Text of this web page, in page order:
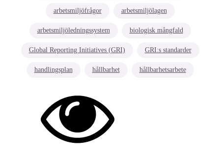
arbetsmiljöfrågor arbetsmiljölagen
arbetsmiljöledningssystem biologisk mångfald
Global Reporting Initiatives (GRI) GRI:s standarder
handlingsplan hållbarhet hållbarhetsarbete